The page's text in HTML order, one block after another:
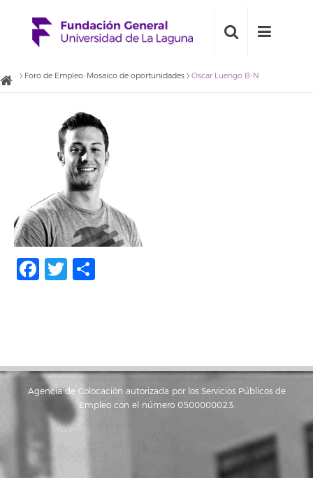
Foro de Empleo: Mosaico de oportunidades Oscar Luengo B-N
Facebook
Twitter
Agencia de Colocación autorizada por los Servicios Públicos de
Empleo con el número 0500000023.